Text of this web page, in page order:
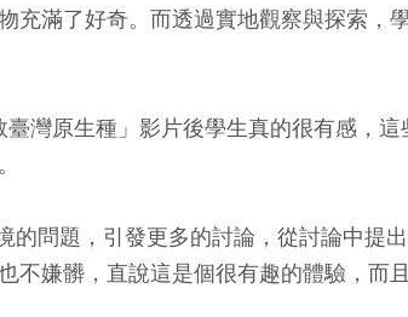
滿了好奇。而透過實地觀察與探索，
原生種」影片後學生真的很有感，這
題，引發更多的討論，從討論中提
嫌髒，直說這是個很有趣的體驗，而